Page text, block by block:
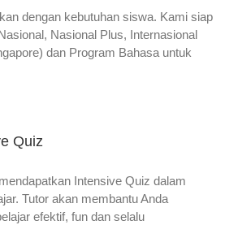
dengan kebutuhan siswa. Kami siap
Nasional Plus, Internasional
dan Program Bahasa untuk
Quiz
Intensive Quiz dalam
Tutor akan membantu Anda
efektif, fun dan selalu